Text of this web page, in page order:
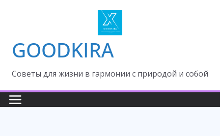
GOODKIRA
Cоветы для жизни в гармонии с природой и собой